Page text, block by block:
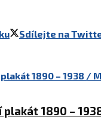
Sdílejte na
1890 –